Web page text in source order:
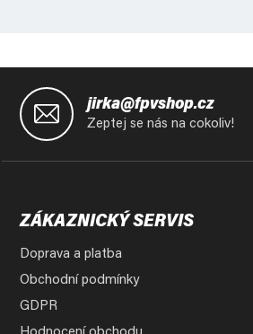
t
jirka@fpvshop.cz
Zeptej se nás na cokoliv!
ZÁKAZNICKÝ SERVIS
Doprava a platba
Obchodní podmínky
GDPR